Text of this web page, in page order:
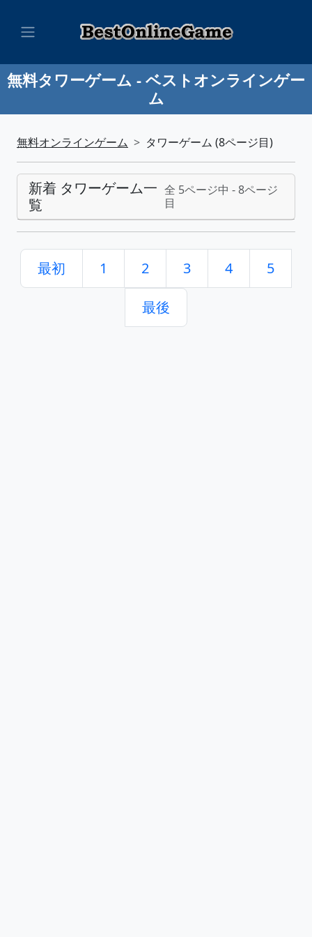
無料タワーゲーム - ベストオンラインゲー
ム
無料オンラインゲーム タワーゲーム (8ページ目)
新着 タワーゲーム一
覧
全 5ページ中 - 8ページ
目
最初 1 2 3 4 5
最後